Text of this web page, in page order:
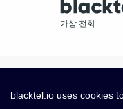
가상 전화
blacktel.io uses cookies